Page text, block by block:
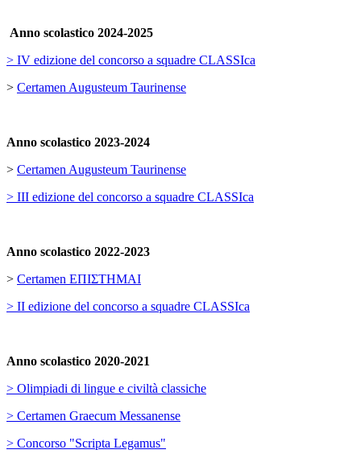
Anno scolastico 2024-2025
> IV edizione del concorso a squadre CLASSIca
> Certamen Augusteum Taurinense
Anno scolastico 2023-2024
> Certamen Augusteum Taurinense
> III edizione del concorso a squadre CLASSIca
Anno scolastico 2022-2023
> Certamen ΕΠΙΣΤΗΜΑΙ
> II edizione del concorso a squadre CLASSIca
Anno scolastico 2020-2021
> Olimpiadi di lingue e civiltà classiche
> Certamen Graecum Messanense
> Concorso "Scripta Legamus"